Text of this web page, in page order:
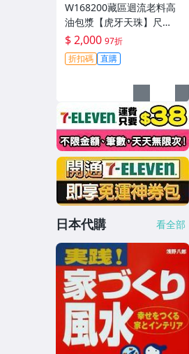
W168200藏區迴流老料高
油包漿【虎牙天珠】尺
寸：30*13毫米 重量8.8克
一顆可以改 天珠 瑪瑙 文玩
【德寶齋】497
$ 2,000 97折
折扣碼 直購
日本代購 看全部